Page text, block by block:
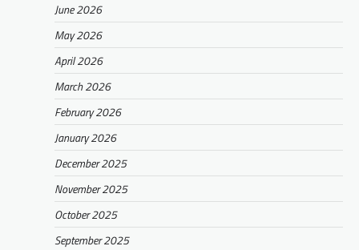
June 2026
May 2026
April 2026
March 2026
February 2026
January 2026
December 2025
November 2025
October 2025
September 2025